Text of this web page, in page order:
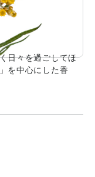
日々を過ごしてほ
を中心にした香